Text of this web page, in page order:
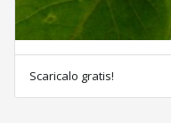
Scaricalo gratis!